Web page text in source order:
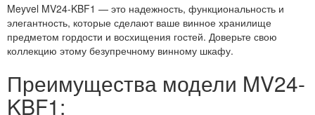
Meyvel MV24-KBF1 — это надежность, функциональность и
элегантность, которые сделают ваше винное хранилище
предметом гордости и восхищения гостей. Доверьте свою
коллекцию этому безупречному винному шкафу.
Преимущества модели MV24-
KBF1: